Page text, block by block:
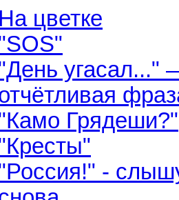
На цветке
угасал..."
Грядеши?"
-